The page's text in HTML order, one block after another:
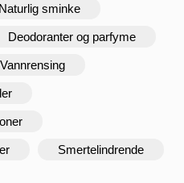
Naturlig sminke
Deodoranter og parfyme
Vannrensing
Smertelindrende